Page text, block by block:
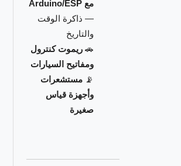
مع Arduino/ESP
— ذاكرة الوقت
والتاريخ
🚗ريموت كنترول
ومفاتيح السيارات
📡مستشعرات
وأجهزة قياس
صغيرة